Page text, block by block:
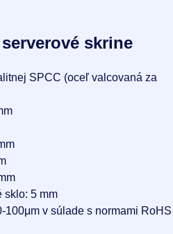
skrine
SPCC (oceľ valcovaná za
sklo: 5 mm
100μm v súlade s normami RoHS